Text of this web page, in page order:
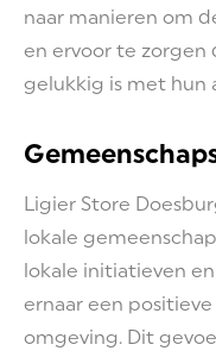
naar manieren om
en ervoor te zorgen
gelukkig is met hun
Ligier Store
lokale
lokale initiatieven
ernaar een
omgeving. Dit